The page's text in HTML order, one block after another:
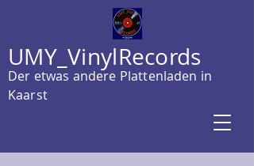
UMY_VinylRecords
Der etwas andere Plattenladen in
Kaarst